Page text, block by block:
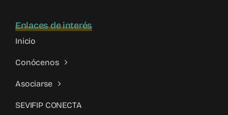
Enlaces de interés
Inicio
Conócenos
Asociarse
SEVIFIP CONECTA